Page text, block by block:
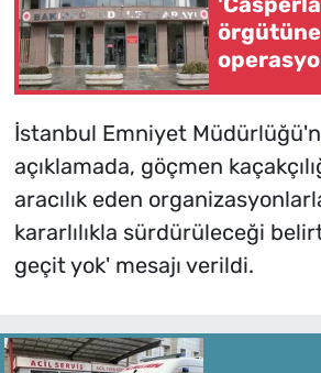
İstanbul Emniyet
açıklamada, göçmen
aracılık eden
kararlılıkla sürdürüleceği
geçit yok' mesajı verildi.